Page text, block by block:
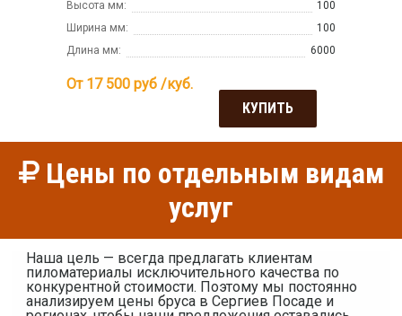
Высота мм:
100
Ширина мм:
100
Длина мм:
6000
От 17 500 руб /куб.
КУПИТЬ
Цены по отдельным видам
услуг
Наша цель — всегда предлагать клиентам
пиломатериалы исключительного качества по
конкурентной стоимости. Поэтому мы постоянно
анализируем цены бруса в Сергиев Посаде и